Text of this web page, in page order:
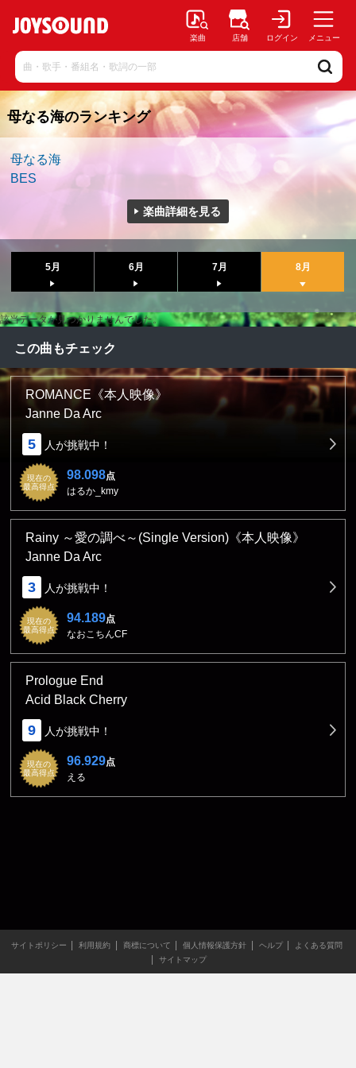
楽曲 店舗 ログイン メニュー
母なる海のランキング
母なる海
BES
楽曲詳細を見る
5月 6月 7月 8月
該当データが見つかりませんでした。
この曲もチェック
ROMANCE《本人映像》
Janne Da Arc
5 人が挑戦中！
現在の
最高得点
98.098点
はるか_kmy
Rainy ～愛の調べ～(Single Version)《本人映像》
Janne Da Arc
3 人が挑戦中！
現在の
最高得点
94.189点
なおこちんCF
Prologue End
Acid Black Cherry
9 人が挑戦中！
現在の
最高得点
96.929点
える
サイトポリシー 利用規約 商標について 個人情報保護方針 ヘルプ
よくある質問
サイトマップ